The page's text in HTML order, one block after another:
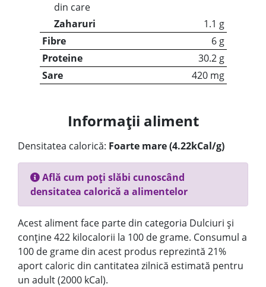
din care
Zaharuri
1.1 g
Fibre
6 g
Proteine
30.2 g
Sare
420 mg
Informații aliment
Densitatea calorică: Foarte mare (4.22kCal/g)
Află cum poți slăbi cunoscând
densitatea calorică a alimentelor
Acest aliment face parte din categoria Dulciuri și
conține 422 kilocalorii la 100 de grame. Consumul a
100 de grame din acest produs reprezintă 21%
aport caloric din cantitatea zilnică estimată pentru
un adult (2000 kCal).